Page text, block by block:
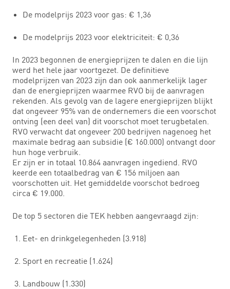
De modelprijs 2023 voor gas: € 1,36
De modelprijs 2023 voor elektriciteit: € 0,36
In 2023 begonnen de energieprijzen te dalen en die lijn
werd het hele jaar voortgezet. De definitieve
modelprijzen van 2023 zijn dan ook aanmerkelijk lager
dan de energieprijzen waarmee RVO bij de aanvragen
rekenden. Als gevolg van de lagere energieprijzen blijkt
dat ongeveer 95% van de ondernemers die een voorschot
ontving (een deel van) dit voorschot moet terugbetalen.
RVO verwacht dat ongeveer 200 bedrijven nagenoeg het
maximale bedrag aan subsidie (€ 160.000) ontvangt door
hun hoge verbruik.
Er zijn er in totaal 10.864 aanvragen ingediend. RVO
keerde een totaalbedrag van € 156 miljoen aan
voorschotten uit. Het gemiddelde voorschot bedroeg
circa € 19.000.
De top 5 sectoren die TEK hebben aangevraagd zijn:
Eet- en drinkgelegenheden (3.918)
Sport en recreatie (1.624)
Landbouw (1.330)